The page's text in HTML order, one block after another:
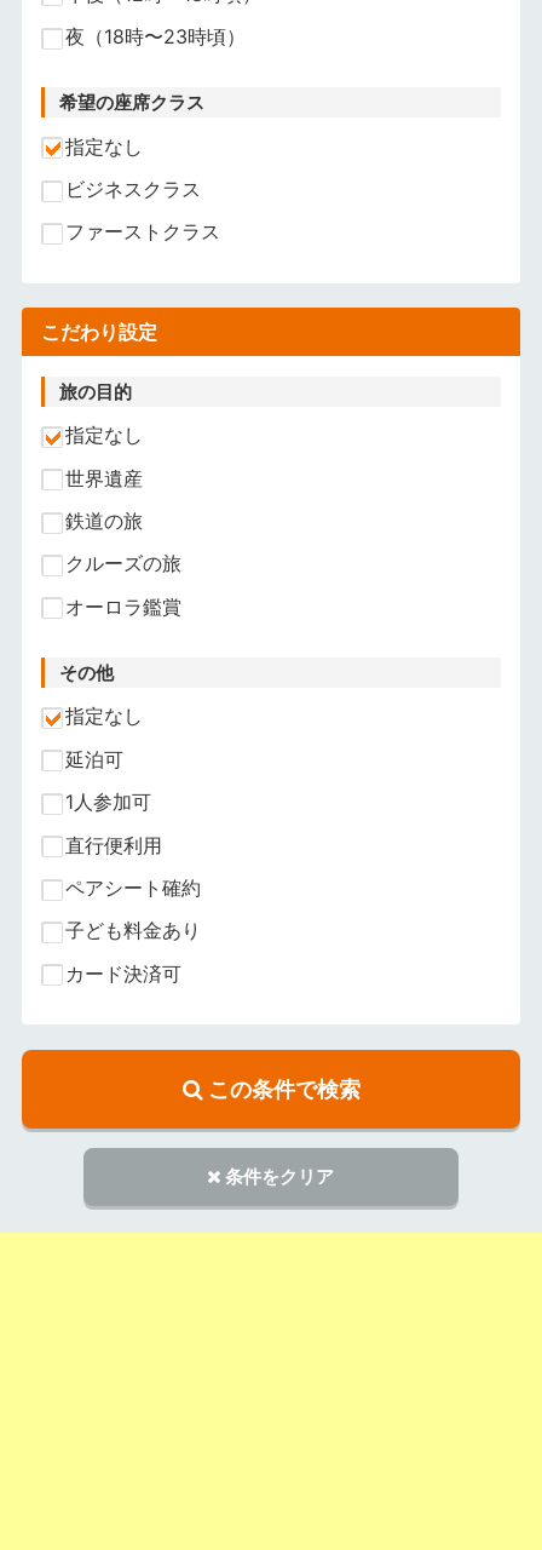
夜（18時〜23時頃）
希望の座席クラス
指定なし
ビジネスクラス
ファーストクラス
こだわり設定
旅の目的
指定なし
世界遺産
鉄道の旅
クルーズの旅
オーロラ鑑賞
その他
指定なし
延泊可
1人参加可
直行便利用
ペアシート確約
子ども料金あり
カード決済可
この条件で検索
条件をクリア